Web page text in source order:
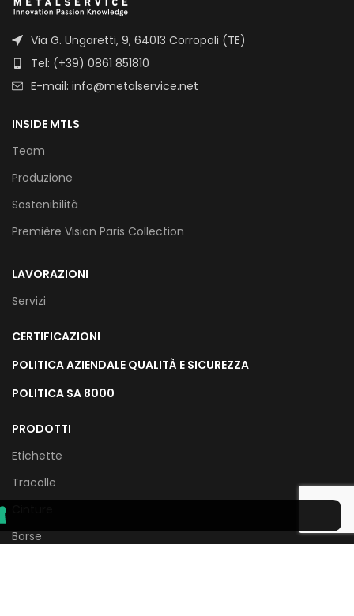
Via G. Ungaretti, 9, 64013 Corropoli (TE)
Tel: (+39) 0861 851810
E-mail: info@metalservice.net
INSIDE MTLS
Team
Produzione
Sostenibilità
Première Vision Paris Collection
LAVORAZIONI
Servizi
CERTIFICAZIONI
POLITICA AZIENDALE QUALITÀ E SICUREZZA
POLITICA SA 8000
PRODOTTI
Etichette
Tracolle
Borse